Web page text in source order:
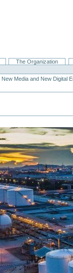
The Organization
New Media and New Digital